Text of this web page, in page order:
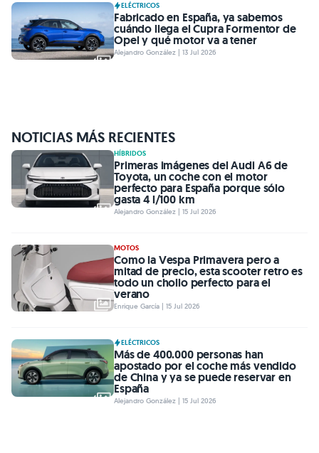
ELÉCTRICOS
Fabricado en España, ya sabemos
cuándo llega el Cupra Formentor de
Opel y qué motor va a tener
Alejandro González | 13 Jul 2026
NOTICIAS MÁS RECIENTES
HÍBRIDOS
Primeras imágenes del Audi A6 de
Toyota, un coche con el motor
perfecto para España porque sólo
gasta 4 l/100 km
Alejandro González | 15 Jul 2026
MOTOS
Como la Vespa Primavera pero a
mitad de precio, esta scooter retro es
todo un chollo perfecto para el
verano
Enrique García | 15 Jul 2026
ELÉCTRICOS
Más de 400.000 personas han
apostado por el coche más vendido
de China y ya se puede reservar en
España
Alejandro González | 15 Jul 2026